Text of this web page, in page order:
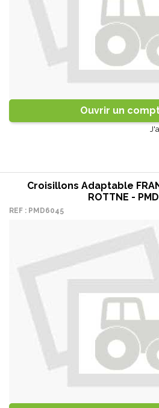
Ouvrir un
Croisillons Adaptable
ROTTNE -
REF : PMD6045